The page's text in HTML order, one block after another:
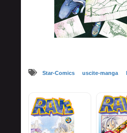
Star-Comics uscite-manga